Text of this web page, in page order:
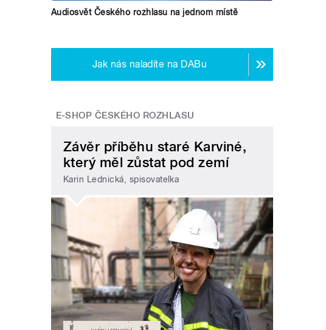
Audiosvět Českého rozhlasu na jednom místě
Jak nás naladíte na DABu
E-SHOP ČESKÉHO ROZHLASU
Závěr příběhu staré Karviné,
který měl zůstat pod zemí
Karin Lednická, spisovatelka